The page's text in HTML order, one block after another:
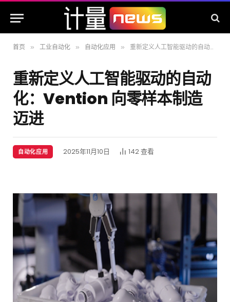
首页 » 工业自动化 » 自动化应用 » 重新定义人工智能驱动的自动化：Vention 向零样本制造迈进
重新定义人工智能驱动的自动
化：Vention 向零样本制造
迈进
自动化应用 2025年11月10日 142查看